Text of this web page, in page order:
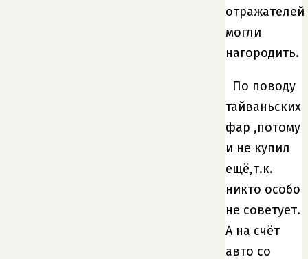
отражателей
могли
нагородить.
По поводу
тайваньских
фар ,потому
и не купил
ещё,т.к.
никто особо
не советует.
А на счёт
авто со